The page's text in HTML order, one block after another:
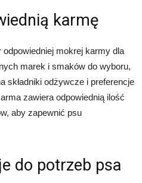
karmę
mokrej karmy dla
marek i smaków do wyboru,
składniki odżywcze i preferencje
zawiera odpowiednią ilość
aby zapewnić psu
do potrzeb psa